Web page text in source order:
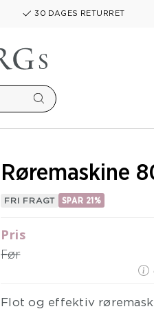
30 DAGES RETURRET
Røremaskine
FRI FRAGT SPAR 21%
Pris
Før
Flot og effektiv